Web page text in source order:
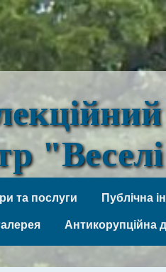
та послуги Публічна
Антикорупційна